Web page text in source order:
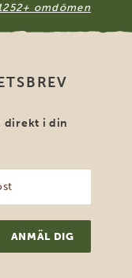
omdömen
direkt i din